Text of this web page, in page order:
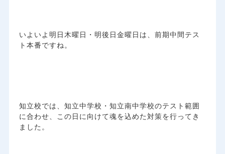
いよいよ明日木曜日・明後日金曜日は、前期中間テス
ト本番ですね。
知立校では、知立中学校・知立南中学校のテスト範囲
に合わせ、この日に向けて魂を込めた対策を行ってき
ました。